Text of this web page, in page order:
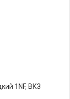
1NF, ВКЗ